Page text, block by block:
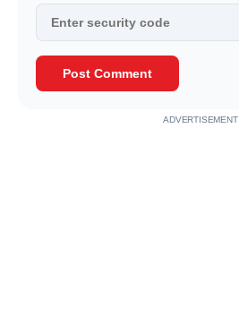
Post Comment
ADVERTISEMENT